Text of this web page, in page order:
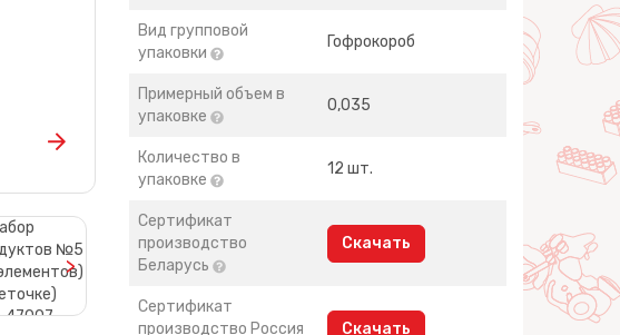
>
Вид групповой
упаковки
Гофрокороб
Примерный объем в
упаковке
0,035
Количество в
упаковке
12 шт.
Сертификат
производство
Беларусь
Скачать
Сертификат
производство Россия
Скачать